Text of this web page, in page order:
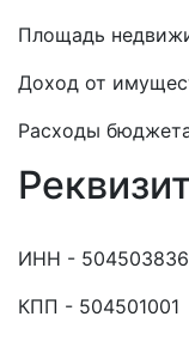
Площадь
Доход от
Расходы
ИНН -
КПП - 504501001